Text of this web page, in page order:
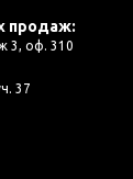
продаж:
3, оф. 310
37